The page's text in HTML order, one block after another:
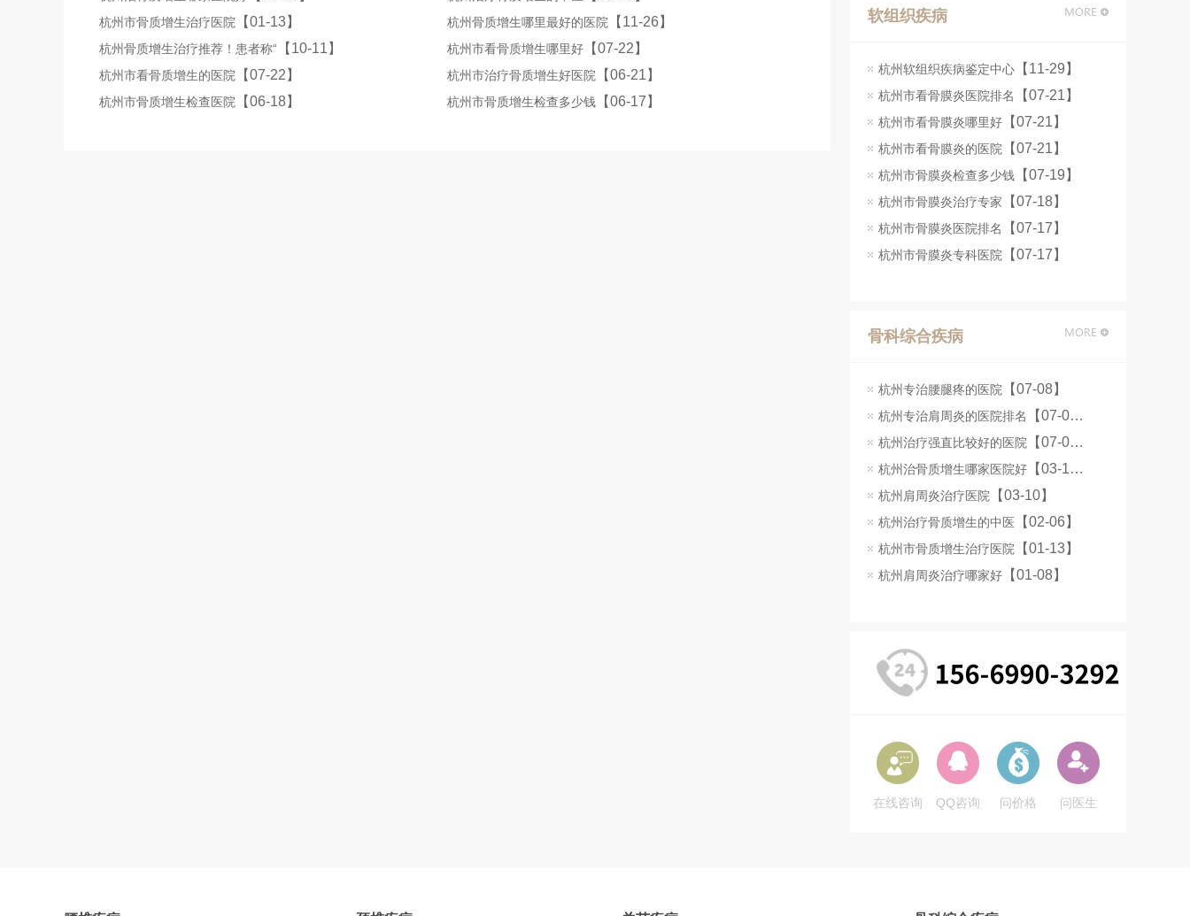
杭州市骨质增生治疗医院 【01-13】 杭州骨质增生哪里最好的医院 【11-26】
杭州骨质增生治疗推荐！患者称“ 【10-11】 杭州市看骨质增生哪里好 【07-22】
杭州市看骨质增生的医院 【07-22】 杭州市治疗骨质增生好医院 【06-21】
杭州市骨质增生检查医院 【06-18】 杭州市骨质增生检查多少钱 【06-17】
软组织疾病
杭州软组织疾病鉴定中心 【11-29】
杭州市看骨膜炎医院排名 【07-21】
杭州市看骨膜炎哪里好 【07-21】
杭州市看骨膜炎的医院 【07-21】
杭州市骨膜炎检查多少钱 【07-19】
杭州市骨膜炎治疗专家 【07-18】
杭州市骨膜炎医院排名 【07-17】
杭州市骨膜炎专科医院 【07-17】
骨科综合疾病
杭州专治腰腿疼的医院 【07-08】
杭州专治肩周炎的医院排名 【07-08】
杭州治疗强直比较好的医院 【07-07】
杭州治骨质增生哪家医院好 【03-11】
杭州肩周炎治疗医院 【03-10】
杭州治疗骨质增生的中医 【02-06】
杭州市骨质增生治疗医院 【01-13】
杭州肩周炎治疗哪家好 【01-08】
在线咨询 QQ咨询 问价格 问医生